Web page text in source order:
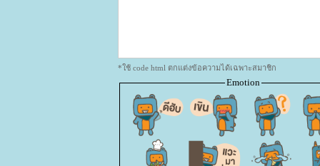
*ใช้ code html ตกแต่งข้อความได้เฉพาะสมาชิก
Emotion